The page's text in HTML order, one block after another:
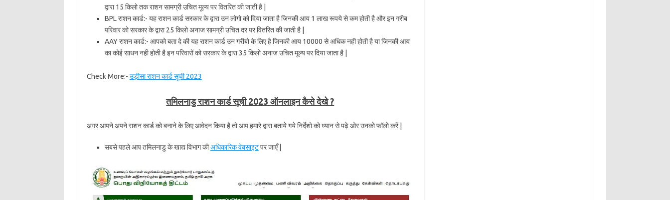
द्वारा 15 किलो तक राशन सामग्री उचित मूल्य पर वितरित की जाती है |
BPL राशन कार्ड:- यह राशन कार्ड सरकार के द्वारा उन लोगो को दिया जाता है जिनकी आय 1 लाख रूपये से कम होती है और इन गरीब
परिवार को सरकार के द्वारा 25 किलो अनाज सामग्री उचित दर पर वितरित की जाती है |
AAY राशन कार्ड:- आपको बता दे की यह राशन कार्ड उन गरीबो के लिए है जिनकी आय 10000 से अधिक नही होती है या जिनकी आय
का कोई साधन नही होती है इन परिवारों को सरकार के द्वारा 35 किलो अनाज उचित मूल्य पर दिया जाता है |
Check More:- उड़ीसा राशन कार्ड सूची 2023
तमिलनाडु राशन कार्ड सूची 2023 ऑनलाइन कैसे देखे ?
अगर आपने अपने राशन कार्ड को बनाने के लिए आवेदन किया है तो आप हमारे द्वारा बताये गये निर्देशो को ध्यान से पढ़े ओर उनको फॉलो करें |
सबसे पहले आप तमिलनाडु के खाद्य विभाग कीअधिकारिक वेबसाइटपर जाएँ |